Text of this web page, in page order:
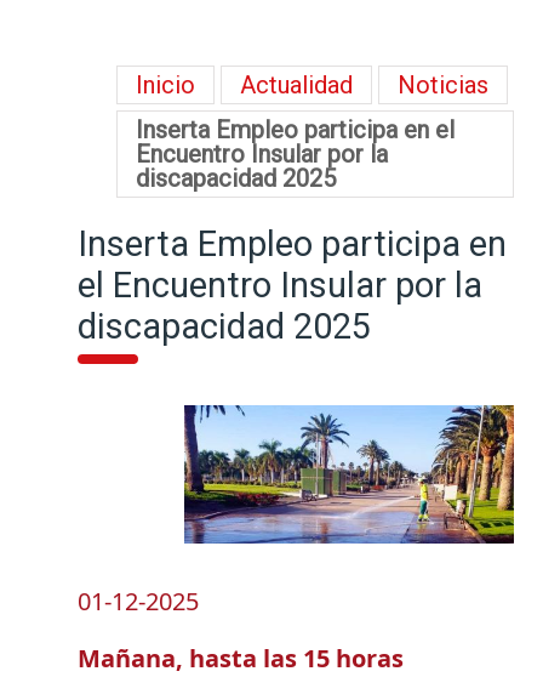
Inicio Actualidad
Noticias
Inserta Empleo participa en el
Encuentro Insular por la
discapacidad 2025
Inserta Empleo participa en
el Encuentro Insular por la
discapacidad 2025
01-12-2025
Mañana, hasta las 15 horas